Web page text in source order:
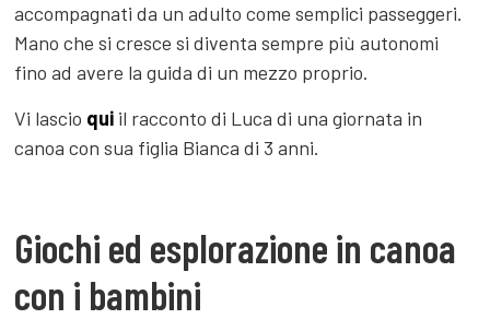
accompagnati da un adulto come semplici passeggeri.
Mano che si cresce si diventa sempre più autonomi
fino ad avere la guida di un mezzo proprio.
Vi lascio qui il racconto di Luca di una giornata in
canoa con sua figlia Bianca di 3 anni.
Giochi ed esplorazione in canoa
con i bambini